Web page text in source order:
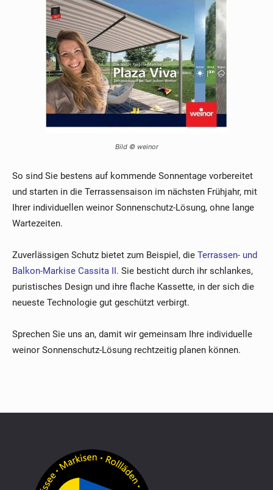
Bild © weinor
So sind Sie bestens auf kommende Sonnentage vorbereitet
und starten in die Terrassensaison im nächsten Frühjahr, mit
Ihrer individuellen weinor Sonnenschutz-Lösung, ohne lange
Wartezeiten.
Zuverlässigen Schutz bietet zum Beispiel, die Terrassen- und
Balkon-Markise Cassita II. Sie besticht durch ihr schlankes,
puristisches Design und ihre flache Kassette, in der sich die
neueste Technologie gut geschützt verbirgt.
Sprechen Sie uns an, damit wir gemeinsam Ihre individuelle
weinor Sonnenschutz-Lösung rechtzeitig planen können.